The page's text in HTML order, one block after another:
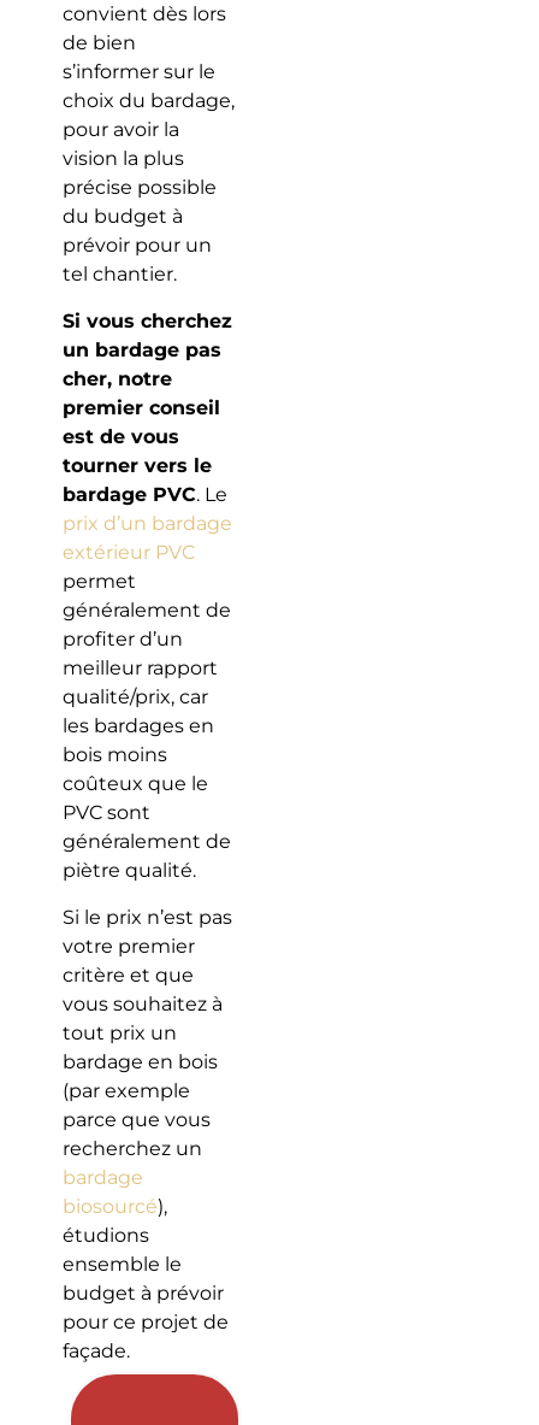
convient dès lors
de bien
s’informer sur le
choix du bardage,
pour avoir la
vision la plus
précise possible
du budget à
prévoir pour un
tel chantier.
Si vous cherchez
un bardage pas
cher, notre
premier conseil
est de vous
tourner vers le
bardage PVC. Le
prix d’un bardage
extérieur PVC
permet
généralement de
profiter d’un
meilleur rapport
qualité/prix, car
les bardages en
bois moins
coûteux que le
PVC sont
généralement de
piètre qualité.
Si le prix n’est pas
votre premier
critère et que
vous souhaitez à
tout prix un
bardage en bois
(par exemple
parce que vous
recherchez un
bardage
biosourcé),
étudions
ensemble le
budget à prévoir
pour ce projet de
façade.